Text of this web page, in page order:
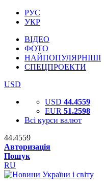
РУС
УКР
ВІДЕО
ФОТО
НАЙПОПУЛЯРНІШІ
СПЕЦПРОЕКТИ
USD
USD 44.4559
EUR 51.2598
Всі курси валют
44.4559
Авторизація
Пошук
RU